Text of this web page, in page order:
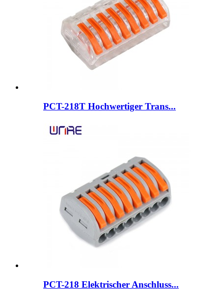
PCT-218T Hochwertiger Trans...
PCT-218 Elektrischer Anschluss...